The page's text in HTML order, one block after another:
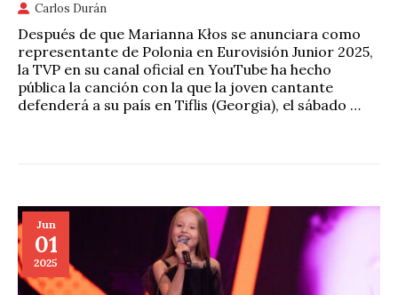
Carlos Durán
Después de que Marianna Kłos se anunciara como
representante de Polonia en Eurovisión Junior 2025,
la TVP en su canal oficial en YouTube ha hecho
pública la canción con la que la joven cantante
defenderá a su país en Tiflis (Georgia), el sábado …
Jun
01
2025